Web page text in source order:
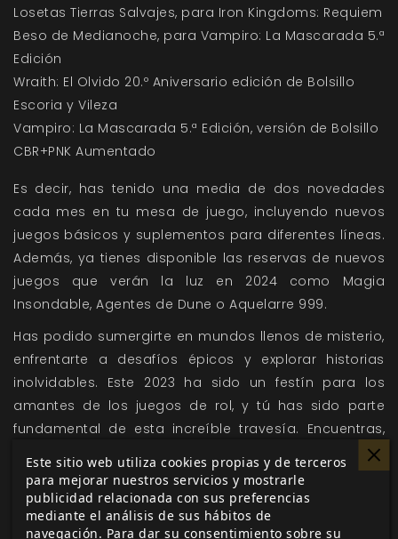
Losetas Tierras Salvajes, para Iron Kingdoms: Requiem
Beso de Medianoche, para Vampiro: La Mascarada 5.ª
Edición
Wraith: El Olvido 20.º Aniversario edición de Bolsillo
Escoria y Vileza
Vampiro: La Mascarada 5.ª Edición, versión de Bolsillo
CBR+PNK Aumentado
Es decir, has tenido una media de dos novedades
cada mes en tu mesa de juego, incluyendo nuevos
juegos básicos y suplementos para diferentes líneas.
Además, ya tienes disponible las reservas de nuevos
juegos que verán la luz en 2024 como Magia
Insondable, Agentes de Dune o Aquelarre 999.
Has podido sumergirte en mundos llenos de misterio,
enfrentarte a desafíos épicos y explorar historias
inolvidables. Este 2023 ha sido un festín para los
amantes de los juegos de rol, y tú has sido parte
fundamental de esta increíble travesía. Encuentras,
entre los títulos que hemos publicado, terror,
Cyberpunk, Ciencia ficción, aventuras, fantasía... para
que juegues como tú quieras y seas quien tú quieras.
En 2023 hemos seguido apostando por las ediciones
Este sitio web utiliza cookies propias y de terceros
para mejorar nuestros servicios y mostrarle
publicidad relacionada con sus preferencias
mediante el análisis de sus hábitos de
navegación. Para dar su consentimiento sobre su